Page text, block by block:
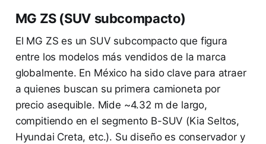
MG ZS (SUV subcompacto)
El MG ZS es un SUV subcompacto que figura
entre los modelos más vendidos de la marca
globalmente. En México ha sido clave para atraer
a quienes buscan su primera camioneta por
precio asequible. Mide ~4.32 m de largo,
compitiendo en el segmento B-SUV (Kia Seltos,
Hyundai Creta, etc.). Su diseño es conservador y